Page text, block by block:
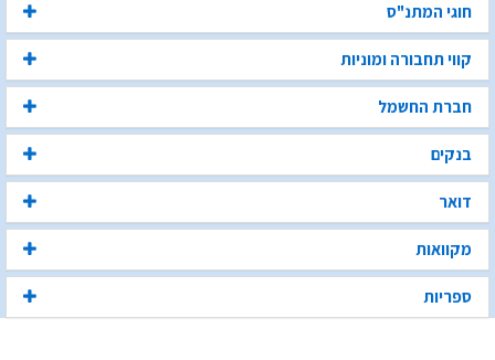
חוגי המתנ"ס
קווי תחבורה ומוניות
חברת החשמל
בנקים
דואר
מקוואות
ספריות